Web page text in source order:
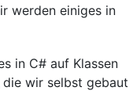
werden einiges in
in C# auf Klassen
wir selbst gebaut